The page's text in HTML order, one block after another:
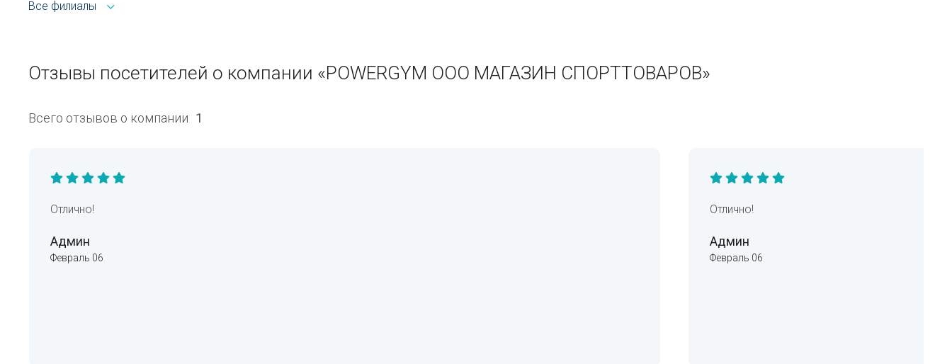
Все филиалы
Отзывы посетителей о компании «POWERGYM ООО МАГАЗИН СПОРТТОВАРОВ»
Всего отзывов о компании 1
Отлично!
Админ
Февраль 06
Отлично!
Админ
Февраль 06